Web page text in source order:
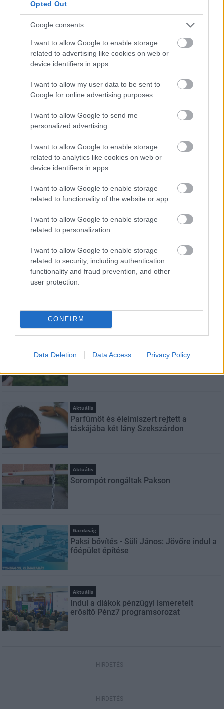
Opted Out
Google consents
I want to allow Google to enable storage
related to advertising like cookies on web or
device identifiers in apps.
I want to allow my user data to be sent to
Google for online advertising purposes.
I want to allow Google to send me
personalized advertising.
I want to allow Google to enable storage
related to analytics like cookies on web or
device identifiers in apps.
I want to allow Google to enable storage
related to functionality of the website or app.
I want to allow Google to enable storage
related to personalization.
I want to allow Google to enable storage
related to security, including authentication
functionality and fraud prevention, and other
user protection.
CONFIRM
Data Deletion Data Access Privacy Policy
Elkészült a Liszt Ferenc repülőtér
közelében lévő logisztikai bázis út- és
közműhálózatának fejlesztése
Egyetlen, fél évszázados vezetéken
múlt Bicske vízellátása
HÍRLEVÉL
E-mail cím
Feliratkozom a hírlevélre és elfogadom az
adatvédelmi
szabályzatot!
LEGNÉZETTEBB
A hőségben is védik a növényzetet
Aktuális
Parfümöt és élelmiszert rejtett a
táskájába két lány Szekszárdon
Aktuális
Sorompót rongáltak Pakson
Gazdaság
Paksi bővítés - Süli János: Jövőre indul a
főépület építése
Aktuális
Indul a diákok pénzügyi ismereteit
erősítő Pénz7 programsorozat
HIRDETÉS
HIRDETÉS